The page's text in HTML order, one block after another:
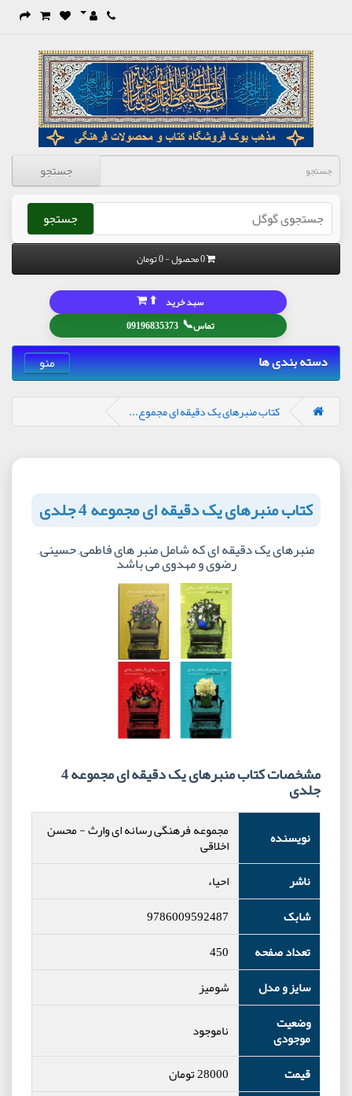
جستجو
جستجو
0 محصول - 0 تومان
تماس📞
09196835373
سبد خرید ⬆
دسته بندی ها منو
کتاب منبرهای یک دقیقه ای مجموع...
کتاب منبرهای یک دقیقه ای مجموعه 4 جلدی
منبرهای یک دقیقه ای که شامل منبر های فاطمی, حسینی,
رضوی و مهدوی می باشد
مشخصات کتاب منبرهای یک دقیقه ای مجموعه 4
جلدی
نویسنده مجموعه فرهنگی رسانه ای وارث-محسن
اخلاقی
ناشر
احیاء
شابک
9786009592487
تعداد صفحه
450
سایز و مدل
شومیز
وضعیت
موجودی
ناموجود
قیمت
28000تومان